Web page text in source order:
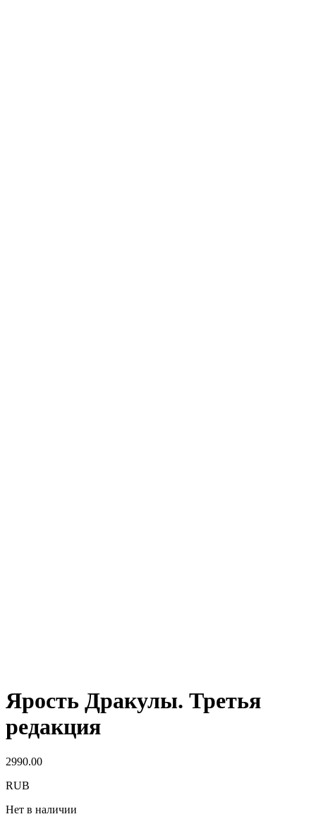
Ярость Дракулы. Третья
редакция
2990.00
RUB
Нет в наличии